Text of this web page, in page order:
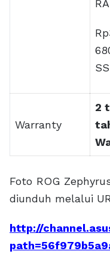
Sukses
Anda
Tips Trick
Kuasai
Menjual
Jurusan
Menuju